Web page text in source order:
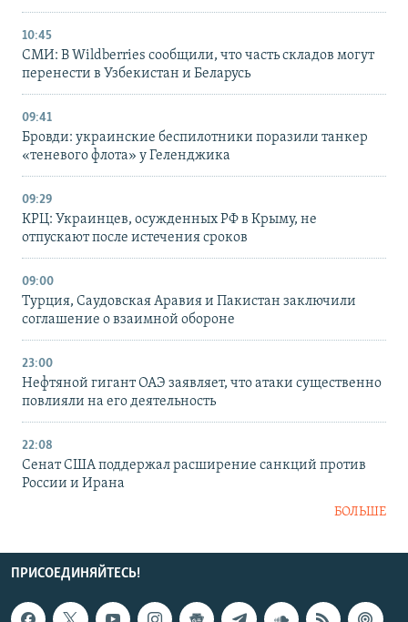
10:45
СМИ: В Wildberries сообщили, что часть складов могут
перенести в Узбекистан и Беларусь
09:41
Бровди: украинские беспилотники поразили танкер
«теневого флота» у Геленджика
09:29
КРЦ: Украинцев, осужденных РФ в Крыму, не
отпускают после истечения сроков
09:00
Турция, Саудовская Аравия и Пакистан заключили
соглашение о взаимной обороне
23:00
Нефтяной гигант ОАЭ заявляет, что атаки существенно
повлияли на его деятельность
22:08
Сенат США поддержал расширение санкций против
России и Ирана
БОЛЬШЕ
ПРИСОЕДИНЯЙТЕСЬ!